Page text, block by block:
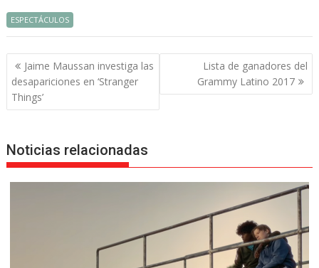
ESPECTÁCULOS
Navegación
de
entradas
Jaime Maussan investiga las
desapariciones en ‘Stranger
Things’
Lista de ganadores del
Grammy Latino 2017
Noticias relacionadas